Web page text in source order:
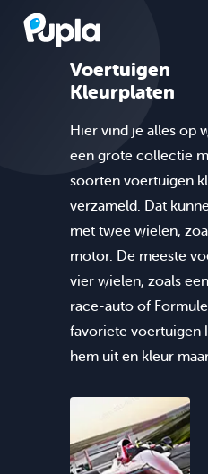
Voertuigen
Kleurplaten
Hier vind je alles op
een grote collectie
soorten voertuigen
verzameld. Dat
met twee wielen,
motor. De meeste
vier wielen, zoals
race-auto of
favoriete voertuigen
hem uit en kleur